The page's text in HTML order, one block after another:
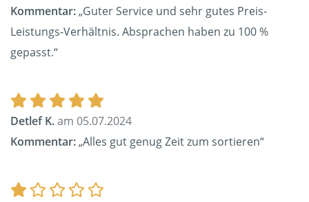
Kommentar:„Guter Service und sehr gutes Preis-
Leistungs-Verhältnis. Absprachen haben zu 100 %
gepasst.“
Detlef K.am 05.07.2024
Kommentar:„Alles gut genug Zeit zum sortieren“